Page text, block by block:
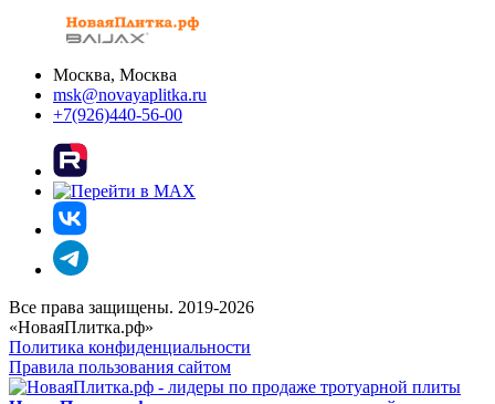
Москва, Москва
msk@novayaplitka.ru
+7(926)440-56-00
Все права защищены. 2019-2026
«НоваяПлитка.рф»
Политика конфиденциальности
Правила пользования сайтом